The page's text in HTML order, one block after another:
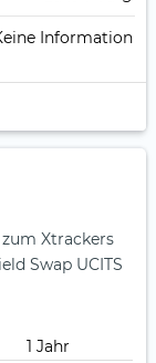
Information
Xtrackers
Swap UCITS
1 Jahr